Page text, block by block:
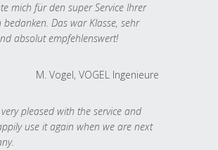
mich für den super Service Ihrer
Das war Klasse, sehr
absolut empfehlenswert!
M. Vogel, VOGEL Ingenieure
pleased with the service and
use it again when we are next